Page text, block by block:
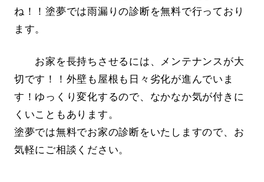
ね！！塗夢では雨漏りの診断を無料で行っており
ます。
お家を長持ちさせるには、メンテナンスが大
切です！！外壁も屋根も日々劣化が進んでいま
す！ゆっくり変化するので、なかなか気が付きに
くいこともあります。
塗夢では無料でお家の診断をいたしますので、お
気軽にご相談ください。